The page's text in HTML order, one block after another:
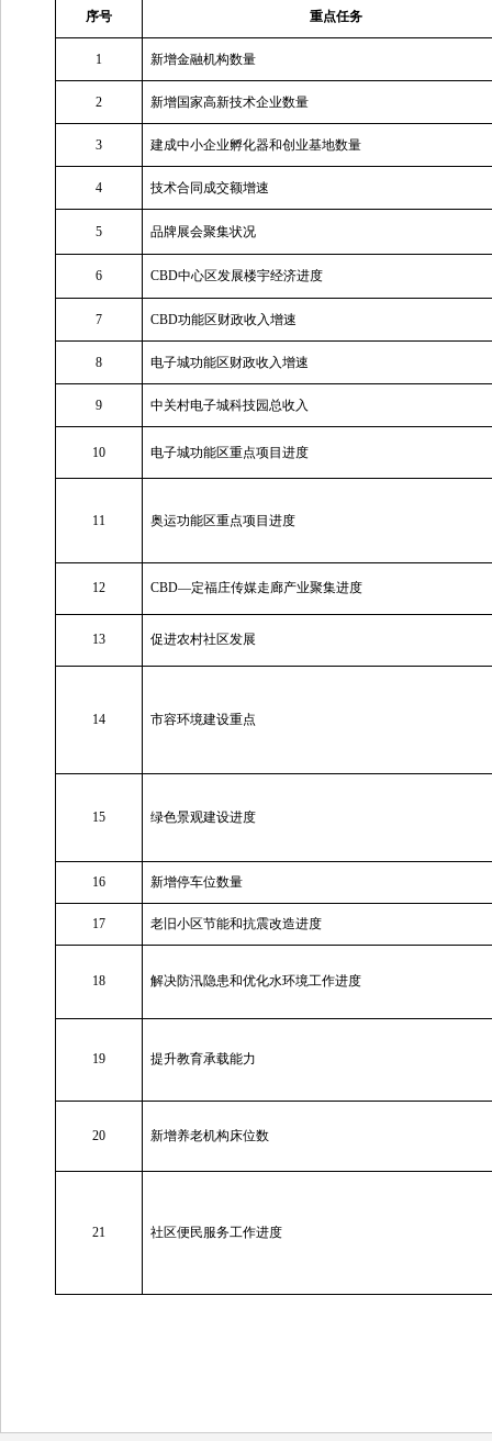
序号 重点任务
1 新增金融机构数量
2 新增国家高新技术企业数量
3 建成中小企业孵化器和创业基地数量
4 技术合同成交额增速
5 品牌展会聚集状况
6 CBD中心区发展楼宇经济进度
7 CBD功能区财政收入增速
8 电子城功能区财政收入增速
9 中关村电子城科技园总收入
10 电子城功能区重点项目进度
11 奥运功能区重点项目进度
12 CBD—定福庄传媒走廊产业聚集进度
13 促进农村社区发展
14 市容环境建设重点
15 绿色景观建设进度
16 新增停车位数量
17 老旧小区节能和抗震改造进度
18 解决防汛隐患和优化水环境工作进度
19 提升教育承载能力
20 新增养老机构床位数
21 社区便民服务工作进度